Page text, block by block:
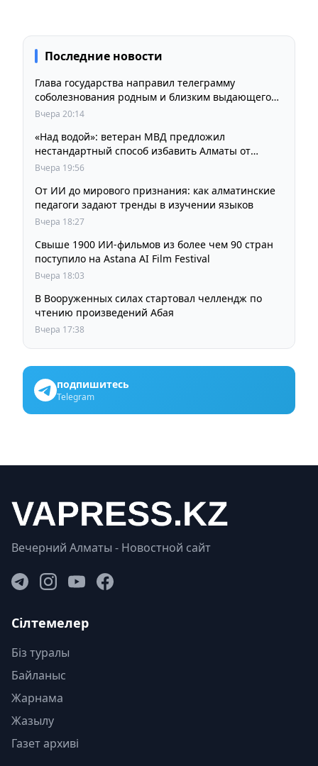
Последние новости
Глава государства направил телеграмму
соболезнования родным и близким выдающегося
кинорежиссера Ардака Амиркулова
Вчера 20:14
«Над водой»: ветеран МВД предложил
нестандартный способ избавить Алматы от
пробок и смога
Вчера 19:56
От ИИ до мирового признания: как алматинские
педагоги задают тренды в изучении языков
Вчера 18:27
Свыше 1900 ИИ-фильмов из более чем 90 стран
поступило на Astana AI Film Festival
Вчера 18:03
В Вооруженных силах стартовал челлендж по
чтению произведений Абая
Вчера 17:38
подпишитесь
Telegram
Вечерний Алматы - Новостной сайт
Сілтемелер
Біз туралы
Байланыс
Жарнама
Жазылу
Газет архиві